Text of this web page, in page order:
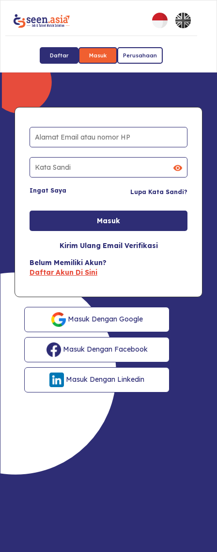
Daftar Masuk Perusahaan
Ingat Saya Lupa Kata Sandi?
Kirim Ulang Email Verifikasi
Belum Memiliki Akun?
Daftar Akun Di Sini
Masuk Dengan Google
Masuk Dengan Facebook
Masuk Dengan Linkedin